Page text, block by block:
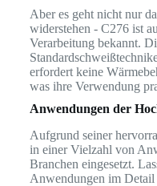
Aber es geht nicht nur
widerstehen - C276 ist
Verarbeitung bekannt.
erfordert keine
was ihre Verwendung
Anwendungen der
Aufgrund seiner
in einer Vielzahl von
Branchen eingesetzt.
Anwendungen im Detail